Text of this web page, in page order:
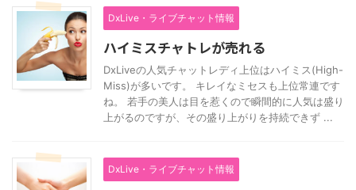
DxLive・ライブチャット情報
ハイミスチャトレが売れる
DxLiveの人気チャットレディ上位はハイミス(High-
Miss)が多いです。 キレイなミセスも上位常連です
ね。 若手の美人は目を惹くので瞬間的に人気は盛り
上がるのですが、その盛り上がりを持続できず ...
DxLive・ライブチャット情報